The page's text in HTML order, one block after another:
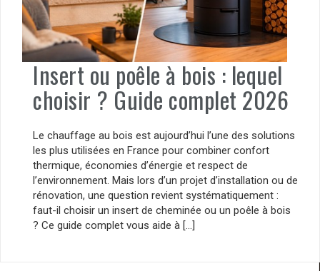
Insert ou poêle à bois : lequel
choisir ? Guide complet 2026
Le chauffage au bois est aujourd’hui l’une des solutions
les plus utilisées en France pour combiner confort
thermique, économies d’énergie et respect de
l’environnement. Mais lors d’un projet d’installation ou de
rénovation, une question revient systématiquement :
faut-il choisir un insert de cheminée ou un poêle à bois
? Ce guide complet vous aide à […]